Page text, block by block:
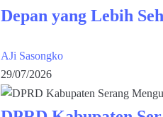
Depan yang Lebih
AJi Sasongko
29/07/2026